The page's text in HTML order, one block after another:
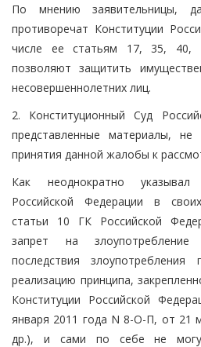
По мнению заявительницы,
противоречат Конституции
числе ее статьям 17, 35, 40,
позволяют защитить
несовершеннолетних лиц.
2. Конституционный Суд
представленные материалы,
принятия данной жалобы к
Как неоднократно указывал
Российской Федерации в
статьи 10 ГК Российской
запрет на
последствия
реализацию принципа,
Конституции Российской
января 2011 года N 8-О-П, от 21
др.), и сами по себе не